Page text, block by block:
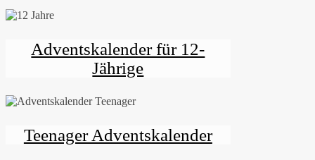
Adventskalender für 12-
Jährige
Teenager Adventskalender